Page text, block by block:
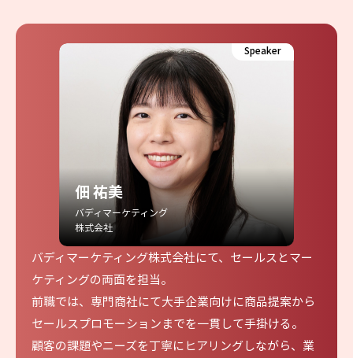
佃 祐美
バディマーケティング
株式会社
バディマーケティング株式会社にて、セールスとマー
ケティングの両面を担当。
前職では、専門商社にて大手企業向けに商品提案から
セールスプロモーションまでを一貫して手掛ける。
顧客の課題やニーズを丁寧にヒアリングしながら、業